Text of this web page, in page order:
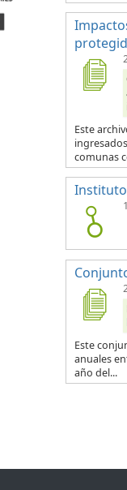
Este
comunas
Instituto
Este
anuales
año del...